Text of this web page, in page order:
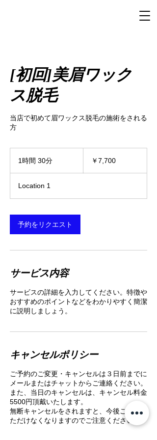
[初回]美眉ワック
ス脱毛
当店で初めて眉ワックス脱毛の施術をされる
方
1時間 30分
分
￥7,700
Location 1
予約をリクエスト
サービス内容
サービスの詳細を入力してください。特徴や
おすすめのポイントなどをわかりやすく簡潔
に説明しましょう。
キャンセルポリシー
ご予約のご変更・キャンセルは３日前までに
メールまたはチャットからご連絡ください。
また、当日のキャンセルは、キャンセル料金
5500円頂戴いたします。
無断キャンセルをされますと、今後ご利用い
ただけなくなりますのでご注意ください。